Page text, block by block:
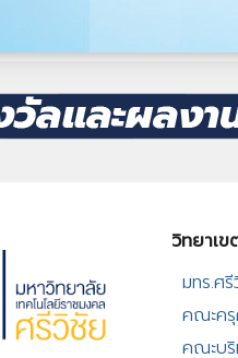
วิทยาเ
มทร.ศ
คณะครุ
คณะบริ